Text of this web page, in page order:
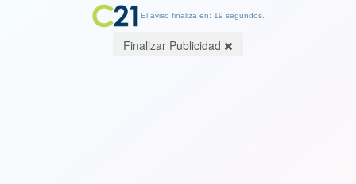
El aviso finaliza en: 19 segundos.
Finalizar Publicidad